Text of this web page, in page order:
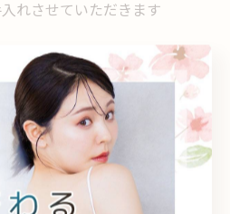
れさせていただきます
muumo
−４５